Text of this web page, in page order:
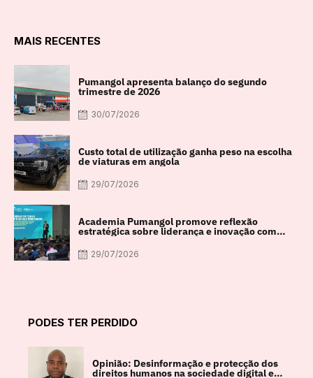
MAIS RECENTES
Pumangol apresenta balanço do segundo
trimestre de 2026
30/07/2026
Custo total de utilização ganha peso na escolha
de viaturas em angola
29/07/2026
Academia Pumangol promove reflexão
estratégica sobre liderança e inovação com
29/07/2026
PODES TER PERDIDO
Opinião: Desinformação e protecção dos
direitos humanos na sociedade digital em